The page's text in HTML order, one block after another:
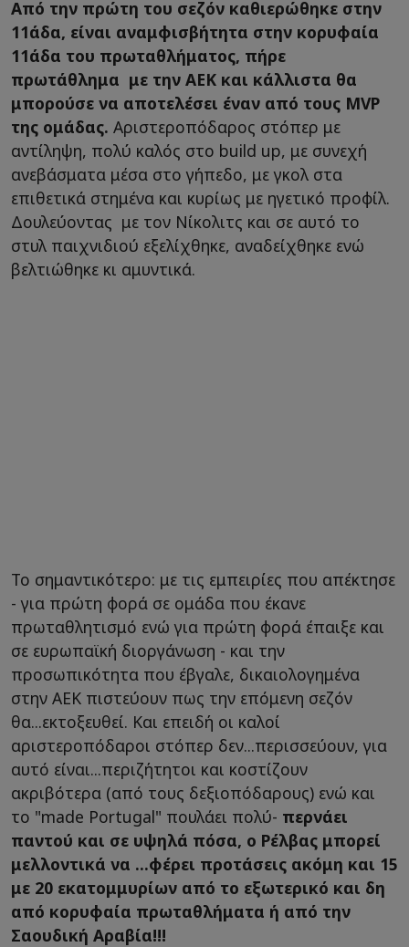
Από την πρώτη του σεζόν καθιερώθηκε στην
11άδα, είναι αναμφισβήτητα στην κορυφαία
11άδα του πρωταθλήματος, πήρε
πρωτάθλημα με την ΑΕΚ και κάλλιστα θα
μπορούσε να αποτελέσει έναν από τους MVP
της ομάδας. Αριστεροπόδαρος στόπερ με
αντίληψη, πολύ καλός στο build up, με συνεχή
ανεβάσματα μέσα στο γήπεδο, με γκολ στα
επιθετικά στημένα και κυρίως με ηγετικό προφίλ.
Δουλεύοντας με τον Νίκολιτς και σε αυτό το
στυλ παιχνιδιού εξελίχθηκε, αναδείχθηκε ενώ
βελτιώθηκε κι αμυντικά.
Το σημαντικότερο: με τις εμπειρίες που απέκτησε
- για πρώτη φορά σε ομάδα που έκανε
πρωταθλητισμό ενώ για πρώτη φορά έπαιξε και
σε ευρωπαϊκή διοργάνωση - και την
προσωπικότητα που έβγαλε, δικαιολογημένα
στην ΑΕΚ πιστεύουν πως την επόμενη σεζόν
θα...εκτοξευθεί. Και επειδή οι καλοί
αριστεροπόδαροι στόπερ δεν...περισσεύουν, για
αυτό είναι...περιζήτητοι και κοστίζουν
ακριβότερα (από τους δεξιοπόδαρους) ενώ και
το "made Portugal" πουλάει πολύ- περνάει
παντού και σε υψηλά πόσα, ο Ρέλβας μπορεί
μελλοντικά να ...φέρει προτάσεις ακόμη και 15
με 20 εκατομμυρίων από το εξωτερικό και δη
από κορυφαία πρωταθλήματα ή από την
Σαουδική Αραβία!!!